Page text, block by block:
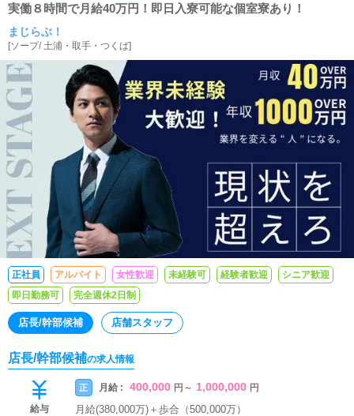
実働８時間で月給40万円！即日入寮可能な個室寮あり！
まじらぶ！
[ソープ/土浦・取手・つくば]
正社員 アルバイト 女性歓迎 未経験可 経験者歓迎
シニア歓迎
即日勤務可
完全週休2日制
店長/幹部候補 店舗スタッフ
店長/幹部候補の求人情報
給与
正 月給 : 400,000 円 ～ 1,000,000 円
月給(380,000万)＋歩合（500,000万）